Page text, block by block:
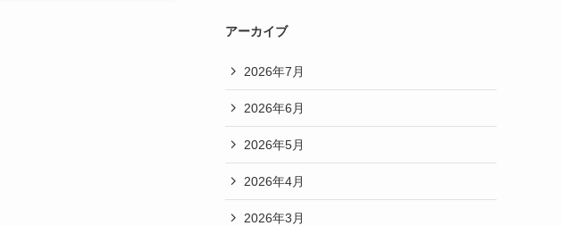
アーカイブ
2026年7月
2026年6月
2026年5月
2026年4月
2026年3月